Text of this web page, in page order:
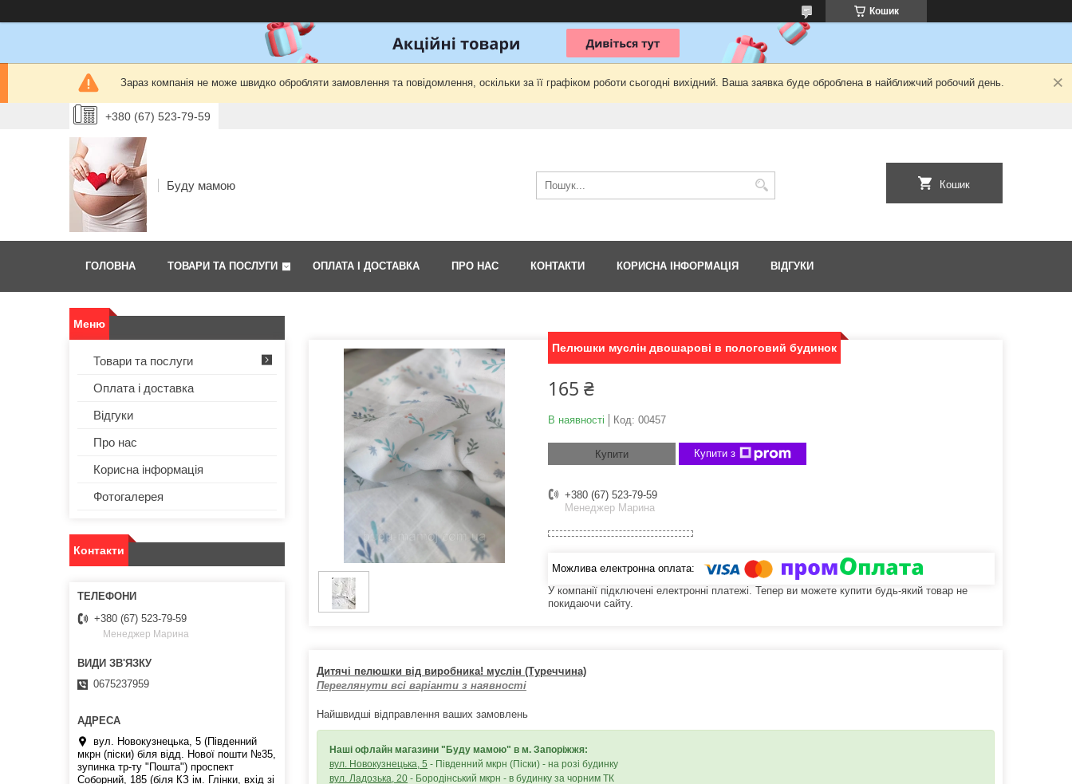
Кошик
Зараз компанія не може швидко обробляти замовлення та повідомлення, оскільки за її графіком роботи сьогодні вихідний. Ваша заявка буде оброблена в найближчий робочий день.
+380 (67) 523-79-59
Буду мамою Кошик
ГОЛОВНА ТОВАРИ ТА ПОСЛУГИ ОПЛАТА І ДОСТАВКА ПРО НАС КОНТАКТИ КОРИСНА ІНФОРМАЦІЯ ВІДГУКИ
Пелюшки муслін двошарові в пологовий будинок
165 ₴
В наявності Код: 00457
Купити Купити з
+380 (67) 523-79-59
Менеджер Марина
У компанії підключені електронні платежі. Тепер ви можете купити будь-який товар не
покидаючи сайту.
Дитячі пелюшки від виробника! муслін (Туреччина)
Переглянути всі варіанти з наявності
Найшвидші відправлення ваших замовлень
Наші офлайн магазини "Буду мамою" в м. Запоріжжя:
вул. Новокузнецька, 5 - Південний мкрн (Піски) - на розі будинку
вул. Ладозька, 20 - Бородінський мкрн - в будинку за чорним ТК
Товари та послуги
Оплата і доставка
Відгуки
Про нас
Корисна інформація
Фотогалерея
Контакти
+380 (67) 523-79-59
Менеджер Марина
0675237959
вул. Новокузнецька, 5 (Південний
мкрн (піски) біля відд. Нової пошти №35,
зупинка тр-ту "Пошта") проспект
Соборний, 185 (біля КЗ ім. Глінки, вхід зі